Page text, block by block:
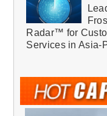
Radar™ for
Services in Asia-